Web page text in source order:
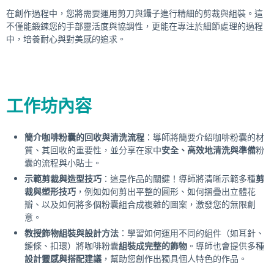
在創作過程中，您將需要運用剪刀與鑷子進行精細的剪裁與組裝。這
不僅能鍛鍊您的手部靈活度與協調性，更能在專注於細節處理的過程
中，培養耐心與對美感的追求。
工作坊內容
簡介咖啡粉囊的回收與清洗流程 ：導師將簡要介紹咖啡粉囊的材
質、其回收的重要性，並分享在家中安全、高效地清洗與準備粉
囊的流程與小貼士。
示範剪裁與造型技巧 ：這是作品的關鍵！導師將清晰示範多種剪
裁與塑形技巧 ，例如如何剪出平整的圓形、如何摺疊出立體花
瓣、以及如何將多個粉囊組合成複雜的圖案，激發您的無限創
意。
教授飾物組裝與設計方法 ：學習如何運用不同的組件（如耳針、
鏈條、扣環）將咖啡粉囊組裝成完整的飾物 。導師也會提供多種
設計靈感與搭配建議 ，幫助您創作出獨具個人特色的作品。